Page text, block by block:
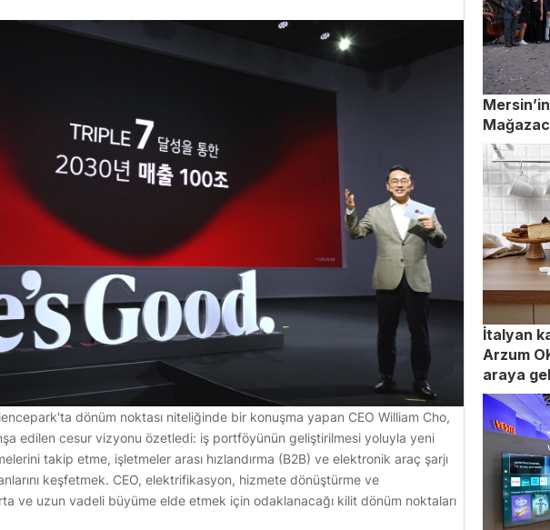
dönüm noktası niteliğinde bir konuşma yapan CEO William Cho,
edilen cesur vizyonu özetledi: iş portföyünün geliştirilmesi yoluyla yeni
takip etme, işletmeler arası hızlandırma (B2B) ve elektronik araç şarjı
keşfetmek. CEO, elektrifikasyon, hizmete dönüştürme ve
ve uzun vadeli büyüme elde etmek için odaklanacağı kilit dönüm noktaları
İtalyan
Arzum
araya